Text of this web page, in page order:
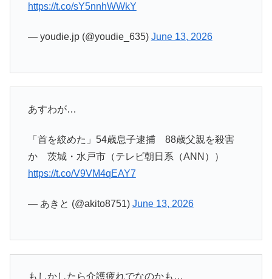
https://t.co/sY5nnhWWkY
— youdie.jp (@youdie_635) June 13, 2026
あすわが…
「首を絞めた」54歳息子逮捕 88歳父親を殺害
か 茨城・水戸市（テレビ朝日系（ANN））
https://t.co/V9VM4qEAY7
— あきと (@akito8751) June 13, 2026
もしかしたら介護疲れでなのかも…